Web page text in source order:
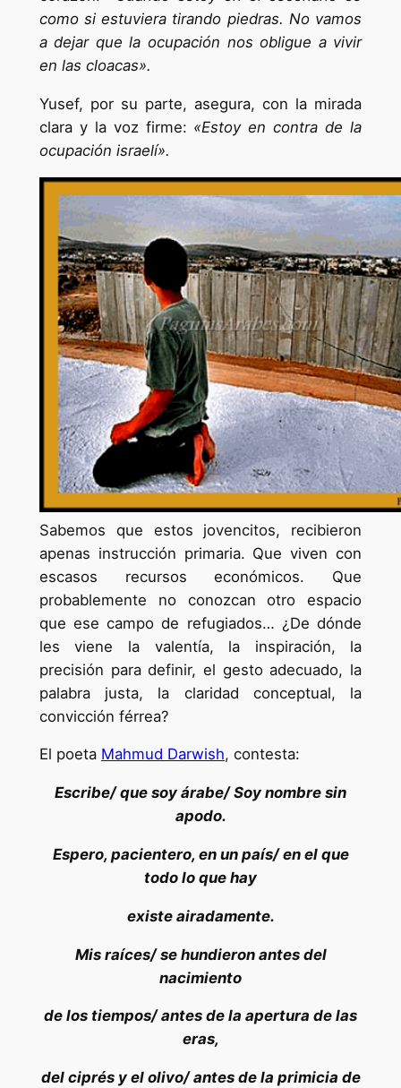
como si estuviera tirando piedras. No vamos
a dejar que la ocupación nos obligue a vivir
en las cloacas».
Yusef, por su parte, asegura, con la mirada
clara y la voz firme: «Estoy en contra de la
ocupación israelí».
Sabemos que estos jovencitos, recibieron
apenas instrucción primaria. Que viven con
escasos recursos económicos. Que
probablemente no conozcan otro espacio
que ese campo de refugiados… ¿De dónde
les viene la valentía, la inspiración, la
precisión para definir, el gesto adecuado, la
palabra justa, la claridad conceptual, la
convicción férrea?
El poeta Mahmud Darwish, contesta:
Escribe/ que soy árabe/ Soy nombre sin
apodo.
Espero, pacientero, en un país/ en el que
todo lo que hay
existe airadamente.
Mis raíces/ se hundieron antes del
nacimiento
de los tiempos/ antes de la apertura de las
eras,
del ciprés y el olivo/ antes de la primicia de